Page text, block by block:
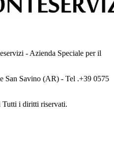
- Azienda Speciale per il
San Savino (AR) - Tel .+39 0575
i diritti riservati.